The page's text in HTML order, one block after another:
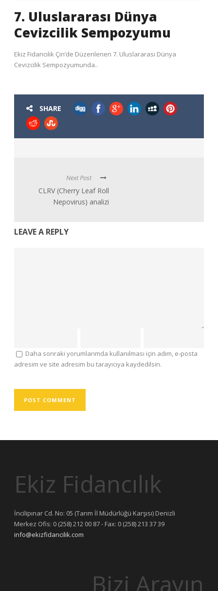
7. Uluslararası Dünya
Cevizcilik Sempozyumu
Ekiz Fidancılık Çin’de Düzenlenen 7. Uluslararası Dünya
Cevizcilik Sempozyumunda..
SHARE
Next Post
CLRV (Cherry Leaf Roll
Nepovirus) analizi
LEAVE A REPLY
Daha sonraki yorumlarımda kullanılması için adım, e-posta
adresim ve site adresim bu tarayıcıya kaydedilsin.
Ekiz Fidancılık
İncilipınar Cd. No: 05 (Tarım İl Müdürlüğü Karşısı) Denizli
Merkez Ofis: 0 (258) 212 00 87 - Fax: 0 (258) 213 37 39
info@ekizfidancilik.com
Bizi Arayın